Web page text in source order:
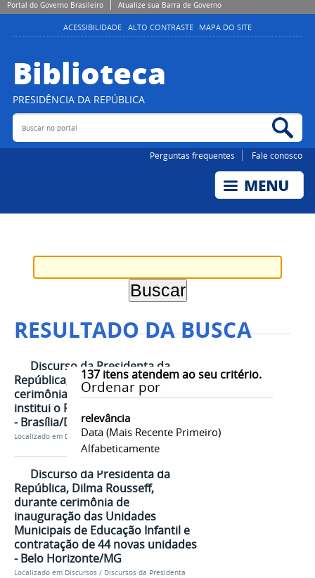
Portal do Governo Brasileiro Atualize sua Barra de Governo
ACESSIBILIDADE ALTO CONTRASTE MAPA DO SITE
Biblioteca
PRESIDÊNCIA DA REPÚBLICA
Buscar no portal
Perguntas frequentes Fale conosco
RESULTADO DA BUSCA
137itens atendem ao seu critério.
Ordenar por
relevância
Data (mais Recente Primeiro)
Alfabeticamente
Discurso da Presidenta da
República, Dilma Rousseff, na
cerimônia de sanção da Lei que
institui o Programa Mais Médicos
- Brasília/DF
Localizado em Discursos / Discursos da Presidenta
Discurso da Presidenta da
República, Dilma Rousseff,
durante cerimônia de
inauguração das Unidades
Municipais de Educação Infantil e
contratação de 44 novas unidades
- Belo Horizonte/MG
Localizado em Discursos / Discursos da Presidenta